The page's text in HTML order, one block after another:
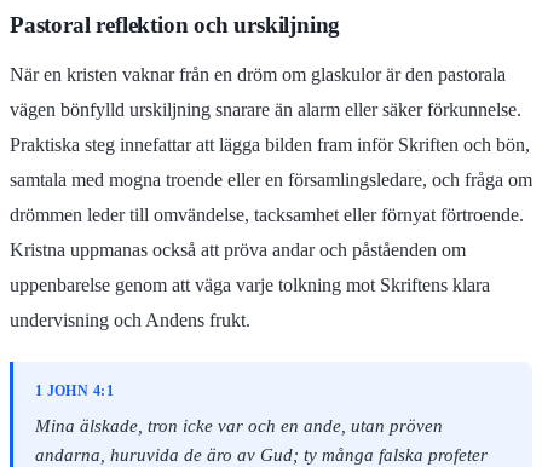
Pastoral reflektion och urskiljning
När en kristen vaknar från en dröm om glaskulor är den pastorala
vägen bönfylld urskiljning snarare än alarm eller säker förkunnelse.
Praktiska steg innefattar att lägga bilden fram inför Skriften och bön,
samtala med mogna troende eller en församlingsledare, och fråga om
drömmen leder till omvändelse, tacksamhet eller förnyat förtroende.
Kristna uppmanas också att pröva andar och påståenden om
uppenbarelse genom att väga varje tolkning mot Skriftens klara
undervisning och Andens frukt.
1 JOHN 4:1
Mina älskade, tron icke var och en ande, utan pröven
andarna, huruvida de äro av Gud; ty många falska profeter